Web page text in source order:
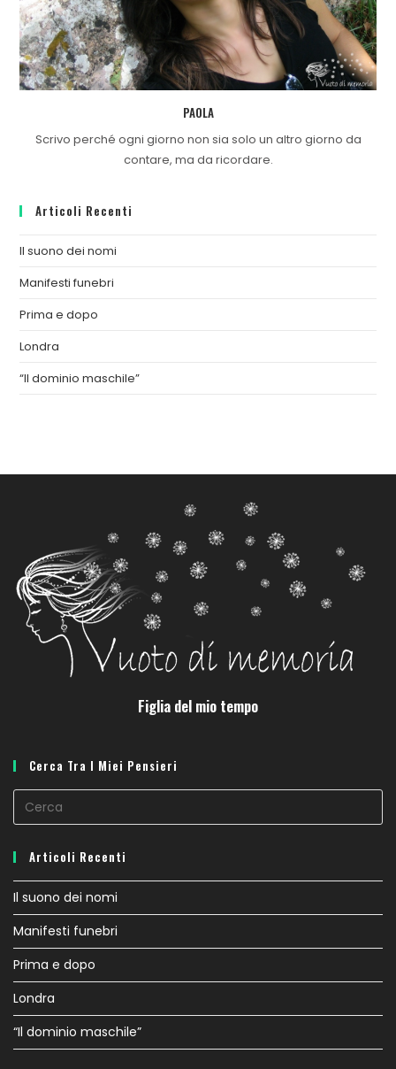
PAOLA
Scrivo perché ogni giorno non sia solo un altro giorno da
contare, ma da ricordare.
Articoli Recenti
Il suono dei nomi
Manifesti funebri
Prima e dopo
Londra
“Il dominio maschile”
Figlia del mio tempo
Cerca Tra I Miei Pensieri
Articoli Recenti
Il suono dei nomi
Manifesti funebri
Prima e dopo
Londra
“Il dominio maschile”